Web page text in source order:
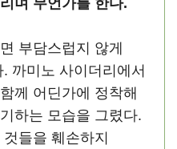
며 무언가를 한다.
부담스럽지 않게
까미노 사이더리에서
께 어딘가에 정착해
하는 모습을 그렸다.
들을 훼손하지